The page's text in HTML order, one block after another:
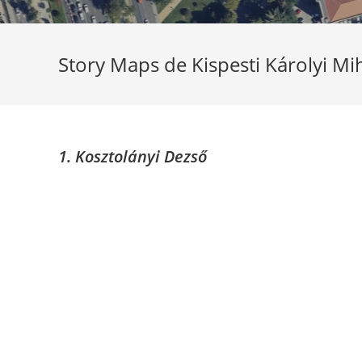
Story Maps de Kispesti Károlyi
1. Kosztolányi Dezső